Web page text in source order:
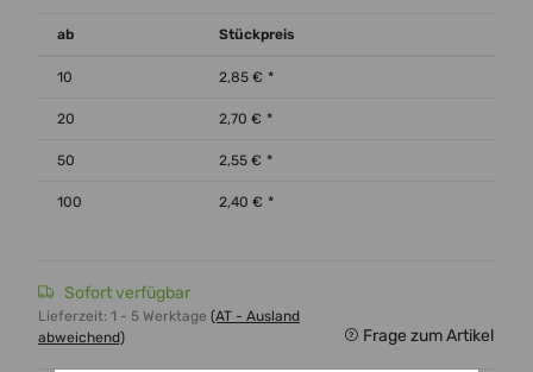
ab Stückpreis
10 2,85 € *
20 2,70 € *
50 2,55 € *
100 2,40 € *
Sofort verfügbar
Lieferzeit: 1 - 5 Werktage (AT - Ausland
abweichend)
Frage zum Artikel